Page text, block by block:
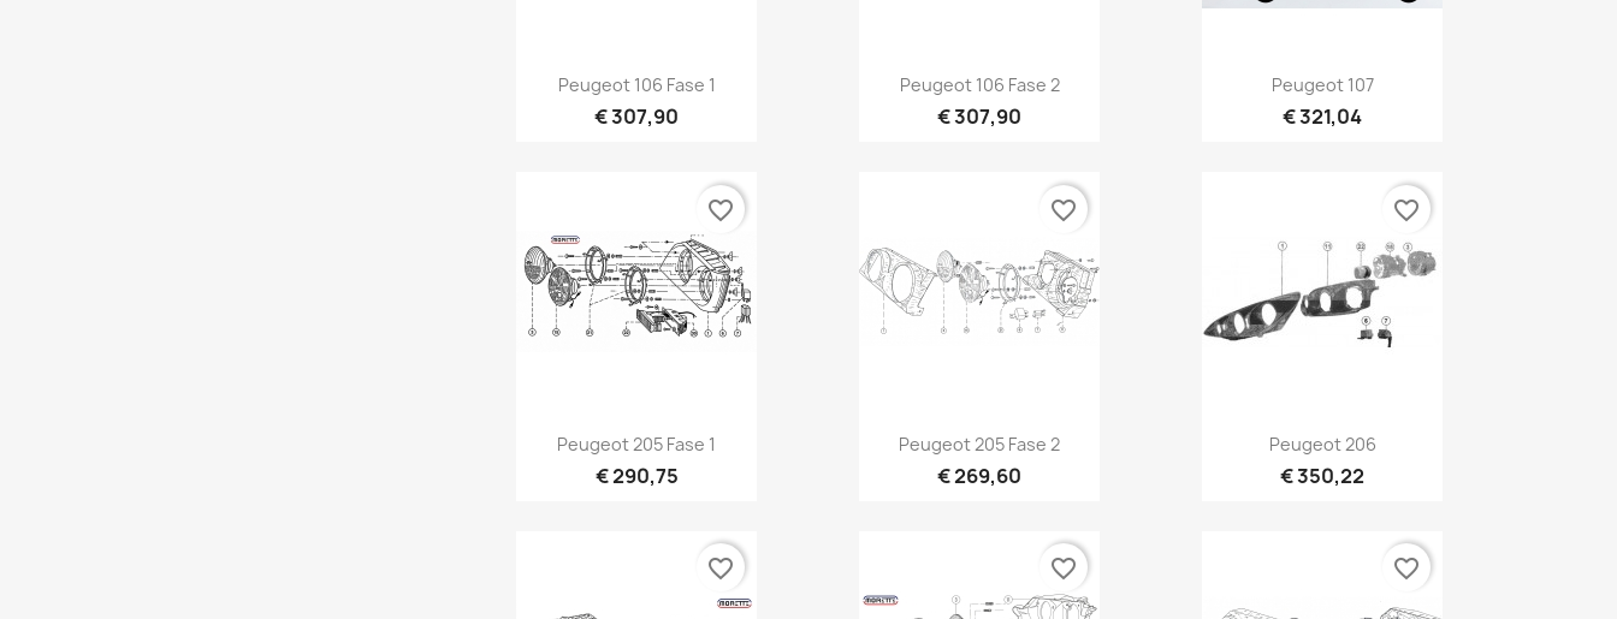
Vista rápida
Peugeot 106 Fase 1
€ 307,90
Vista rápida
Peugeot 106 Fase 2
€ 307,90
Vista rápida
Peugeot 107
€ 321,04
Vista rápida
Peugeot 205 Fase 1
€ 290,75
favorite_border
Vista rápida
Peugeot 205 Fase 2
€ 269,60
favorite_border
Vista rápida
Peugeot 206
€ 350,22
favorite_border
favorite_border favorite_border favorite_border